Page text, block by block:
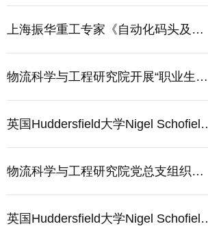
习新思想“千万师生同上一堂课”活动
上海振华重工专家《自动化码头及其
关键设备》讲座
物流科学与工程研究院开展“职业生涯
规划讲座——匆匆那年之定位启迪
英国Huddersfield大学Nigel Schofield
教授来我校短期授课
物流科学与工程研究院党总支组织研
究生党员观看“扎紧全面从严治党的制
英国Huddersfield大学Nigel Schofield